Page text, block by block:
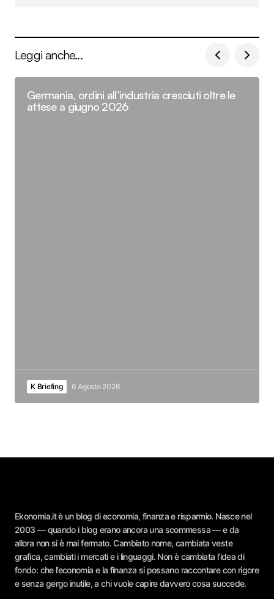
Leggi anche...
Germania, ordini all’industria cresciuti oltre le
attese a giugno 2026
K Briefing 6 Agosto 2026
Ekonomia.it è un blog di economia, finanza e risparmio. Nasce nel
2003 — quando i blog erano ancora una scommessa — e da
allora non si è mai fermato. Cambiato nome, cambiata veste
grafica, cambiati i mercati e i linguaggi. Non è cambiata l’idea di
fondo: che l’economia e la finanza si possano raccontare con rigore
e senza gergo inutile, a chi vuole capire davvero cosa succede.